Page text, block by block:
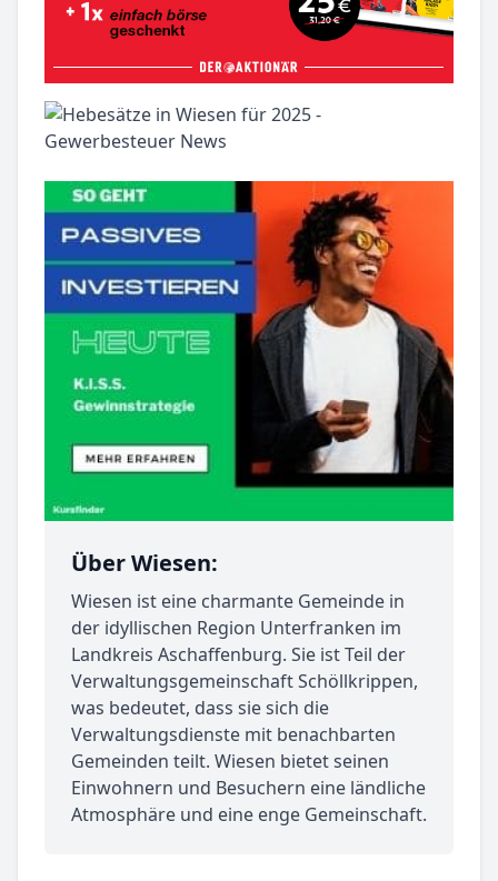
Über Wiesen:
Wiesen ist eine charmante Gemeinde in
der idyllischen Region Unterfranken im
Landkreis Aschaffenburg. Sie ist Teil der
Verwaltungsgemeinschaft Schöllkrippen,
was bedeutet, dass sie sich die
Verwaltungsdienste mit benachbarten
Gemeinden teilt. Wiesen bietet seinen
Einwohnern und Besuchern eine ländliche
Atmosphäre und eine enge Gemeinschaft.